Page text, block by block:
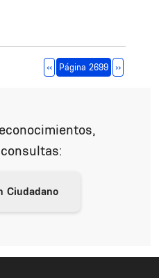
Página anterior
‹‹ Página 2699 Siguiente
››